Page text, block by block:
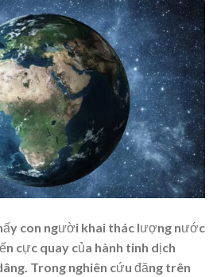
con người khai thác lượng nước
cực quay của hành tinh dịch
Trong nghiên cứu đăng trên